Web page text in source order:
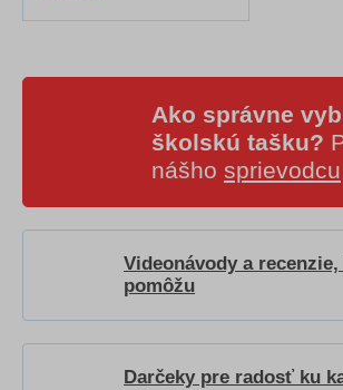
Ako správne
školskú tašku?
nášho sprievodcu
Videonávody a
pomôžu
Darčeky pre radosť ku